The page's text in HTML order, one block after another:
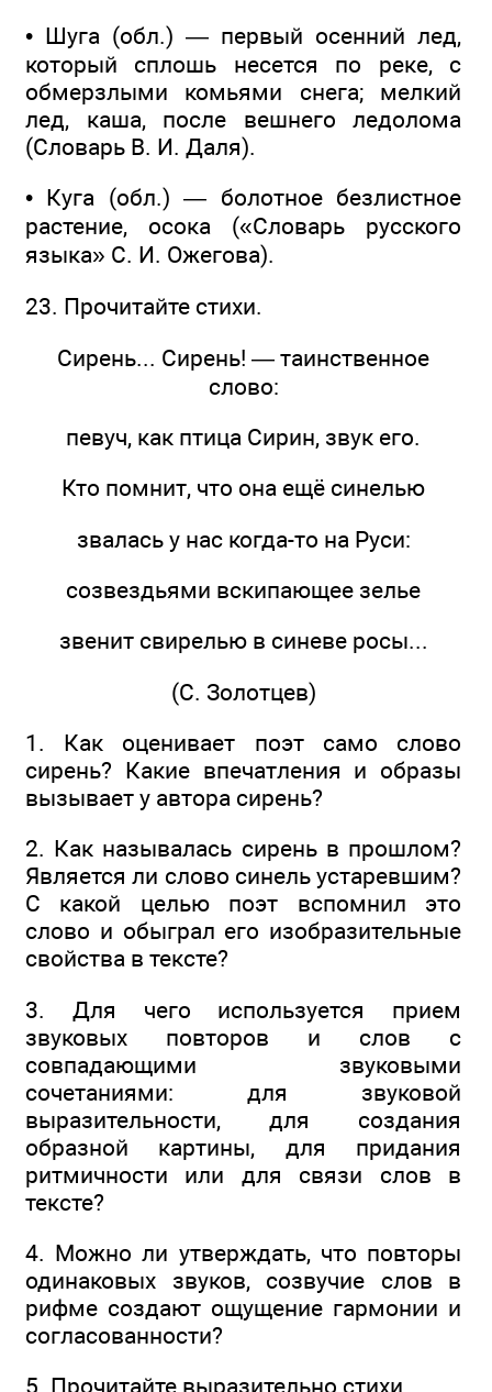
• Шуга (обл.) — первый осенний лед,
который сплошь несется по реке, с
обмерзлыми комьями снега; мелкий
лед, каша, после вешнего ледолома
(Словарь В. И. Даля).
• Куга (обл.) — болотное безлистное
растение, осока («Словарь русского
языка» С. И. Ожегова).
23. Прочитайте стихи.
Сирень... Сирень! — таинственное
слово:
певуч, как птица Сирин, звук его.
Кто помнит, что она ещё синелью
звалась у нас когда-то на Руси:
созвездьями вскипающее зелье
звенит свирелью в синеве росы...
(С. Золотцев)
1. Как оценивает поэт само слово
сирень? Какие впечатления и образы
вызывает у автора сирень?
2. Как называлась сирень в прошлом?
Является ли слово синель устаревшим?
С какой целью поэт вспомнил это
слово и обыграл его изобразительные
свойства в тексте?
3. Для чего используется прием
звуковых повторов и слов с
совпадающими звуковыми
сочетаниями: для звуковой
выразительности, для создания
образной картины, для придания
ритмичности или для связи слов в
тексте?
4. Можно ли утверждать, что повторы
одинаковых звуков, созвучие слов в
рифме создают ощущение гармонии и
согласованности?
5. Прочитайте выразительно стихи.